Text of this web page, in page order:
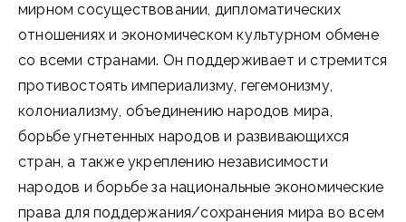
мирном сосуществовании, дипломатических
отношениях и экономическом культурном обмене
со всеми странами. Он поддерживает и стремится
противостоять империализму, гегемонизму,
колониализму, объединению народов мира,
борьбе угнетенных народов и развивающихся
стран, а также укреплению независимости
народов и борьбе за национальные экономические
права для поддержания/сохранения мира во всем